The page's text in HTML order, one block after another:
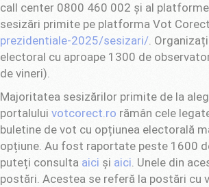
call center 0800 460 002 și al
sesizări primite pe platforma Vot
prezidentiale-2025/sesizari/.
electoral cu aproape 1300 de
de vineri).
Majoritatea sesizărilor primite de la
portalului votcorect.ro rămân cele
buletine de vot cu opțiunea electorală
opțiune. Au fost raportate peste 1600
puteți consulta aici și aici. Unele din
postări. Acestea se referă la postări cu